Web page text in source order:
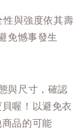
與強度依其壽
免憾事發生
與尺寸，確認
喔！以避免衣
品的可能